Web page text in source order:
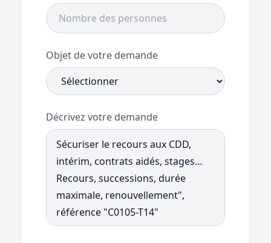
Objet de votre demande
Décrivez votre demande